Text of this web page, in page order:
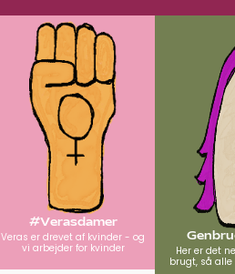
#Verasdamer
Veras er drevet af kvinder - og
vi arbejder for kvinder
Her er det
brugt, så